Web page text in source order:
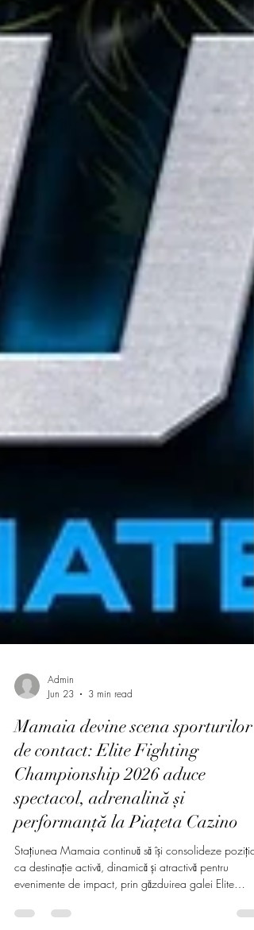
Admin
Jun 23
3 min read
Mamaia devine scena sporturilor
de contact: Elite Fighting
Championship 2026 aduce
spectacol, adrenalină și
performanță la Piațeta Cazino
Stațiunea Mamaia continuă să își consolideze poziția
ca destinație activă, dinamică și atractivă pentru